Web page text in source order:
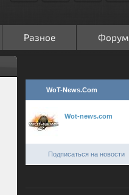
Разное Форум
WoT-News.Com
Wot-news.com
Подписаться на новости